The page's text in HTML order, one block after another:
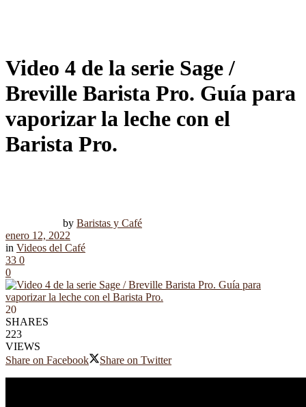
Video 4 de la serie Sage /
Breville Barista Pro. Guía para
vaporizar la leche con el
Barista Pro.
by Baristas y Café
enero 12, 2022
in Videos del Café
33 0
0
20
SHARES
223
VIEWS
Share on Facebook
Share on Twitter